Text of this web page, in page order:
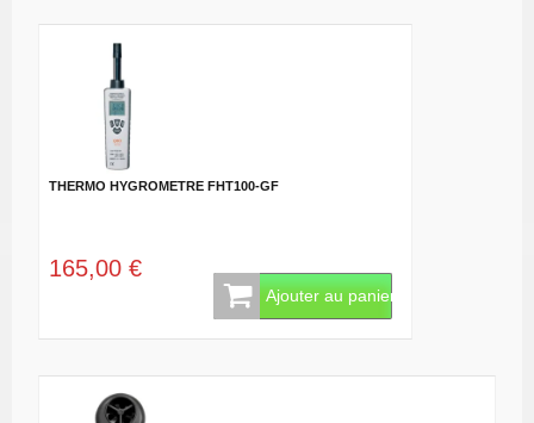
THERMO HYGROMETRE FHT100-GF
165,00 €
Ajouter au panier